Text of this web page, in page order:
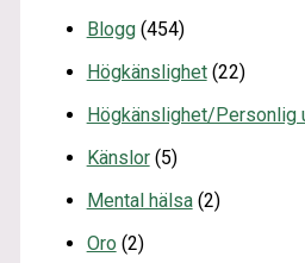
Blogg(454)
Högkänslighet(22)
Högkänslighet/Personlig
Känslor(5)
Mental hälsa(2)
Oro(2)